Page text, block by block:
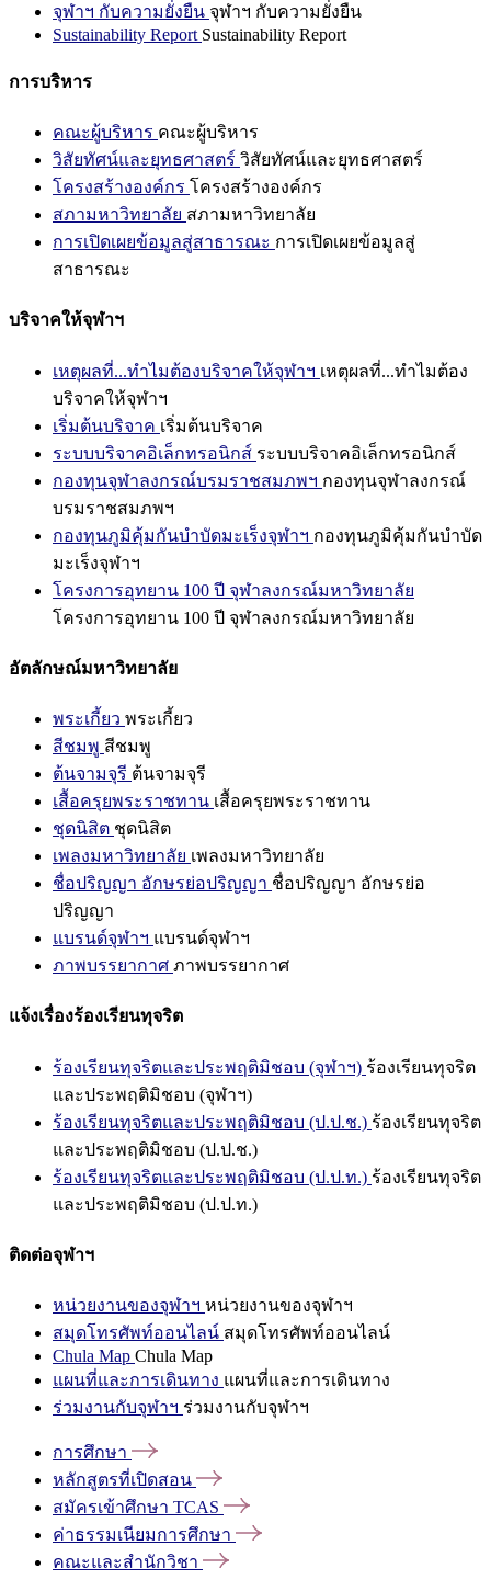
จุฬาฯ กับความยั่งยืน จุฬาฯ กับความยั่งยืน
Sustainability Report Sustainability Report
การบริหาร
คณะผู้บริหาร คณะผู้บริหาร
วิสัยทัศน์และยุทธศาสตร์ วิสัยทัศน์และยุทธศาสตร์
โครงสร้างองค์กร โครงสร้างองค์กร
สภามหาวิทยาลัย สภามหาวิทยาลัย
การเปิดเผยข้อมูลสู่สาธารณะ การเปิดเผยข้อมูลสู่
สาธารณะ
บริจาคให้จุฬาฯ
เหตุผลที่...ทำไมต้องบริจาคให้จุฬาฯ เหตุผลที่...ทำไมต้อง
บริจาคให้จุฬาฯ
เริ่มต้นบริจาค เริ่มต้นบริจาค
ระบบบริจาคอิเล็กทรอนิกส์ ระบบบริจาคอิเล็กทรอนิกส์
กองทุนจุฬาลงกรณ์บรมราชสมภพฯ กองทุนจุฬาลงกรณ์
บรมราชสมภพฯ
กองทุนภูมิคุ้มกันบำบัดมะเร็งจุฬาฯ กองทุนภูมิคุ้มกันบำบัด
มะเร็งจุฬาฯ
โครงการอุทยาน 100 ปี จุฬาลงกรณ์มหาวิทยาลัย
โครงการอุทยาน 100 ปี จุฬาลงกรณ์มหาวิทยาลัย
อัตลักษณ์มหาวิทยาลัย
พระเกี้ยว พระเกี้ยว
สีชมพู สีชมพู
ต้นจามจุรี ต้นจามจุรี
เสื้อครุยพระราชทาน เสื้อครุยพระราชทาน
ชุดนิสิต ชุดนิสิต
เพลงมหาวิทยาลัย เพลงมหาวิทยาลัย
ชื่อปริญญา อักษรย่อปริญญา ชื่อปริญญา อักษรย่อ
ปริญญา
แบรนด์จุฬาฯ แบรนด์จุฬาฯ
ภาพบรรยากาศ ภาพบรรยากาศ
แจ้งเรื่องร้องเรียนทุจริต
ร้องเรียนทุจริตและประพฤติมิชอบ (จุฬาฯ) ร้องเรียนทุจริต
และประพฤติมิชอบ (จุฬาฯ)
ร้องเรียนทุจริตและประพฤติมิชอบ (ป.ป.ช.) ร้องเรียนทุจริต
และประพฤติมิชอบ (ป.ป.ช.)
ร้องเรียนทุจริตและประพฤติมิชอบ (ป.ป.ท.) ร้องเรียนทุจริต
และประพฤติมิชอบ (ป.ป.ท.)
ติดต่อจุฬาฯ
หน่วยงานของจุฬาฯ หน่วยงานของจุฬาฯ
สมุดโทรศัพท์ออนไลน์ สมุดโทรศัพท์ออนไลน์
Chula Map Chula Map
แผนที่และการเดินทาง แผนที่และการเดินทาง
ร่วมงานกับจุฬาฯ ร่วมงานกับจุฬาฯ
การศึกษา
หลักสูตรที่เปิดสอน
สมัครเข้าศึกษา TCAS
ค่าธรรมเนียมการศึกษา
คณะและสำนักวิชา